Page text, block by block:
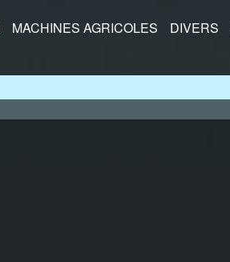
MACHINES AGRICOLES DIVERS